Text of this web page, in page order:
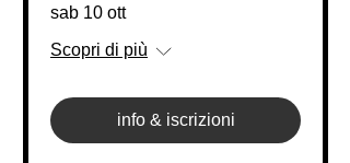
sab 10 ott
Scopri di più
info & iscrizioni